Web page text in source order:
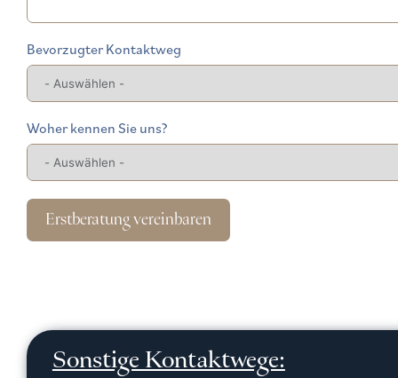
Bevorzugter Kontaktweg
Woher kennen Sie uns?
Erstberatung vereinbaren
Sonstige Kontaktwege: